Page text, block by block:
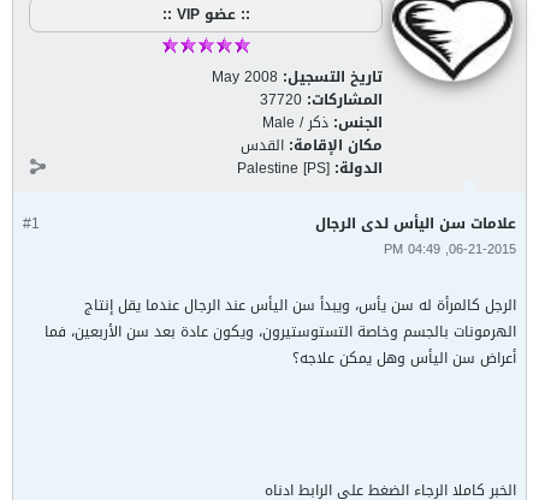
:: عضو VIP ::
تاريخ التسجيل: May 2008
المشاركات: 37720
الجنس: ذكر / Male
مكان الإقامة: القدس
الدولة: Palestine [PS]
#1 علامات سن اليأس لدى الرجال
06-21-2015, 04:49 PM
الرجل كالمرأة له سن يأس، ويبدأ سن اليأس عند الرجال عندما يقل إنتاج
الهرمونات بالجسم وخاصة التستوستيرون، ويكون عادة بعد سن الأربعين، فما
أعراض سن اليأس وهل يمكن علاجه؟
الخبر كاملا الرجاء الضغط على الرابط ادناه